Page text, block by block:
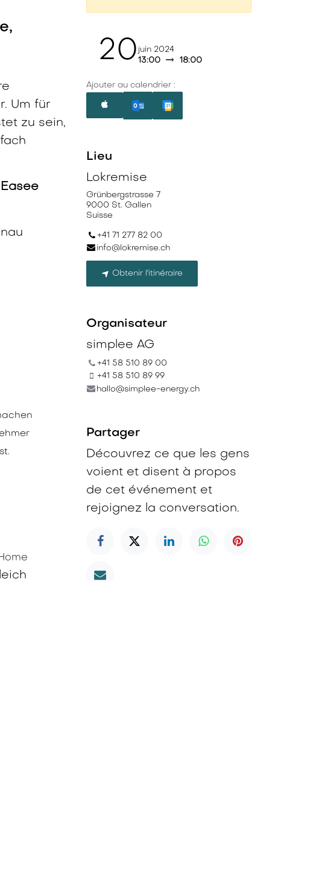
Um für
zu sein,
20juin 2024
13:00
18:00
Ajouter au calendrier :
Lieu
Lokremise
Grünbergstrasse 7
9000 St. Gallen
Suisse
+41 71 277 82 00
info@lokremise.ch
Obtenir l'itinéraire
Organisateur
simplee AG
+41 58 510 89 00
+41 58 510 89 99
hallo@simplee-energy.ch
Partager
Découvrez ce que les gens
voient et disent à propos
de cet événement et
rejoignez la conversation.